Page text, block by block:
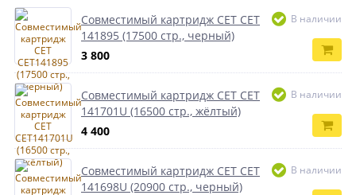
Совместимый картридж CET CET
141895 (17500 стр., черный)
3 800
В наличии
Совместимый картридж CET CET
141701U (16500 стр., жёлтый)
4 400
В наличии
Совместимый картридж CET CET
141698U (20900 стр., черный)
В наличии